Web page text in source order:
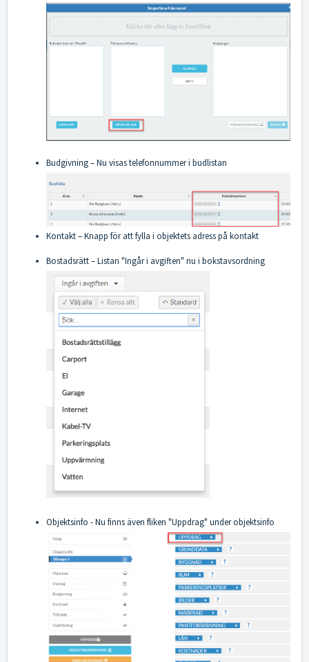
Budgivning – Nu visas telefonnummer i budlistan
Kontakt – Knapp för att fylla i objektets adress på kontakt
Bostadsrätt – Listan "Ingår i avgiften" nu i bokstavsordning
Objektsinfo - Nu finns även fliken "Uppdrag" under objektsinfo